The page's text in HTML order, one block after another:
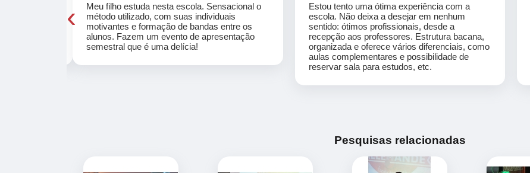
Meu filho estuda nesta escola. Sensacional o
método utilizado, com suas individuais
motivantes e formação de bandas entre os
alunos. Fazem um evento de apresentação
semestral que é uma delícia!
Estou tento uma ótima experiência com a
escola. Não deixa a desejar em nenhum
sentido: ótimos profissionais, desde a
recepção aos professores. Estrutura bacana,
organizada e oferece vários diferenciais, como
aulas complementares e possibilidade de
reservar sala para estudos, etc.
‹
Pesquisas relacionadas